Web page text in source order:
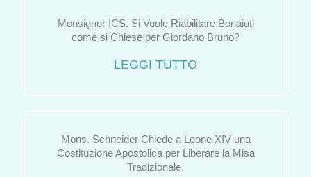
Monsignor ICS. Si Vuole Riabilitare Bonaiuti
come si Chiese per Giordano Bruno?
LEGGI TUTTO
Mons. Schneider Chiede a Leone XIV una
Costituzione Apostolica per Liberare la Misa
Tradizionale.